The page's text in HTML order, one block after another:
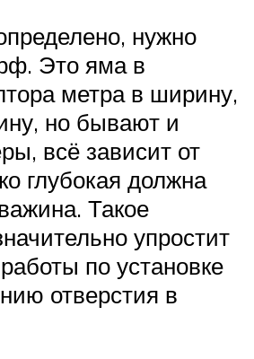
нужно
Это яма в
метра в ширину,
но бывают и
всё зависит от
глубокая должна
Такое
упростит
по установке
отверстия в